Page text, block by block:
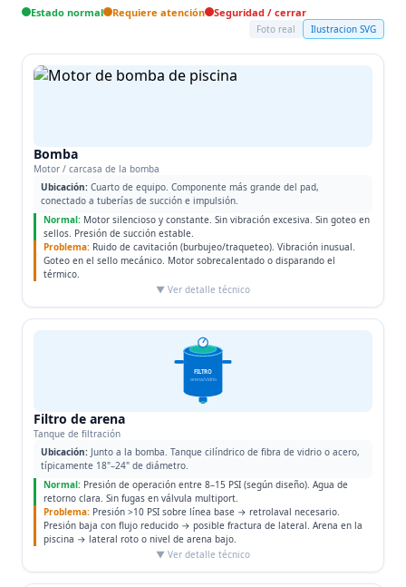
Estado normal Requiere atención Seguridad / cerrar
Foto real Ilustracion SVG
Bomba
Motor / carcasa de la bomba
Ubicación: Cuarto de equipo. Componente más grande del pad,
conectado a tuberías de succión e impulsión.
Normal: Motor silencioso y constante. Sin vibración excesiva. Sin goteo en
sellos. Presión de succión estable.
Problema: Ruido de cavitación (burbujeo/traqueteo). Vibración inusual.
Goteo en el sello mecánico. Motor sobrecalentado o disparando el
térmico.
▼ Ver detalle técnico
FILTRO
arena/vidrio
Filtro de arena
Tanque de filtración
Ubicación: Junto a la bomba. Tanque cilíndrico de fibra de vidrio o acero,
típicamente 18"–24" de diámetro.
Normal: Presión de operación entre 8–15 PSI (según diseño). Agua de
retorno clara. Sin fugas en válvula multiport.
Problema: Presión >10 PSI sobre línea base → retrolaval necesario.
Presión baja con flujo reducido → posible fractura de lateral. Arena en la
piscina → lateral roto o nivel de arena bajo.
▼ Ver detalle técnico